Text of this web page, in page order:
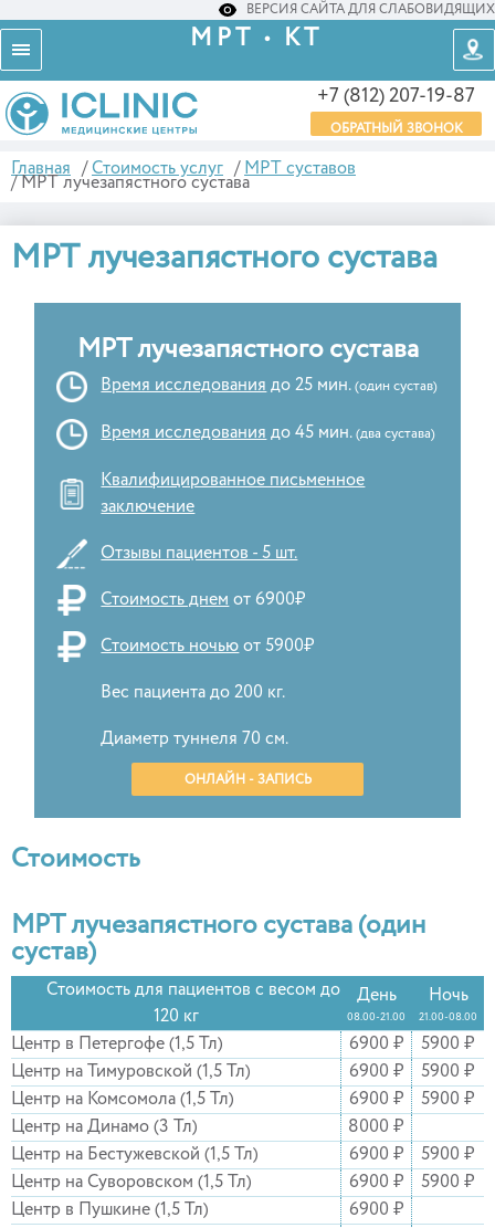
ВЕРСИЯ САЙТА ДЛЯ СЛАБОВИДЯЩИХ
МРТ • КТ
+7 (812) 207-19-87
ОБРАТНЫЙ ЗВОНОК
Главная / Стоимость услуг / МРТ суставов
/ МРТ лучезапястного сустава
МРТ лучезапястного сустава
МРТ лучезапястного сустава
Время исследования до 25 мин.(один сустав)
Время исследования до 45 мин.(два сустава)
Квалифицированное письменное
заключение
Отзывы пациентов - 5 шт.
Стоимость днем от 6900₽
Стоимость ночью от 5900₽
Вес пациента до 200 кг.
Диаметр туннеля 70 см.
ОНЛАЙН - ЗАПИСЬ
Стоимость
МРТ лучезапястного сустава (один
сустав)
Стоимость для пациентов с весом до
120 кг
День
08.00-21.00
Ночь
21.00-08.00
Центр в Петергофе (1,5 Тл) 6900 ₽
5900 ₽
Центр на Тимуровской (1,5 Тл)
6900 ₽
5900 ₽
Центр на Комсомола (1,5 Тл)
6900 ₽
5900 ₽
Центр на Динамо (3 Тл)
8000 ₽
Центр на Бестужевской (1,5 Тл)
6900 ₽
5900 ₽
Центр на Суворовском (1,5 Тл)
6900 ₽
5900 ₽
Центр в Пушкине (1,5 Тл)
6900 ₽